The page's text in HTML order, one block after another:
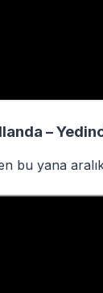
–
bu yana